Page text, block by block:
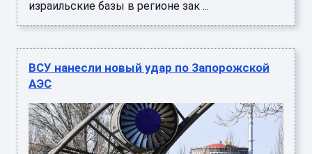
израильские базы в регионе зак ...
ВСУ нанесли новый удар по Запорожской
АЭС